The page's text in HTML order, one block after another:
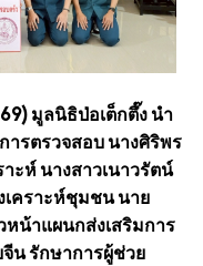
มูลนิธิป่อเต็กตึ๊ง นำ
รตรวจสอบ นางศิริพร
ะห์ นางสาวเนาวรัตน์
คราะห์ชุมชน นาย
น้าแผนกส่งเสริมการ
น รักษาการผู้ช่วย